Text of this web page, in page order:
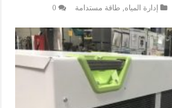
إدارة المياه, طاقة مستدامة
0